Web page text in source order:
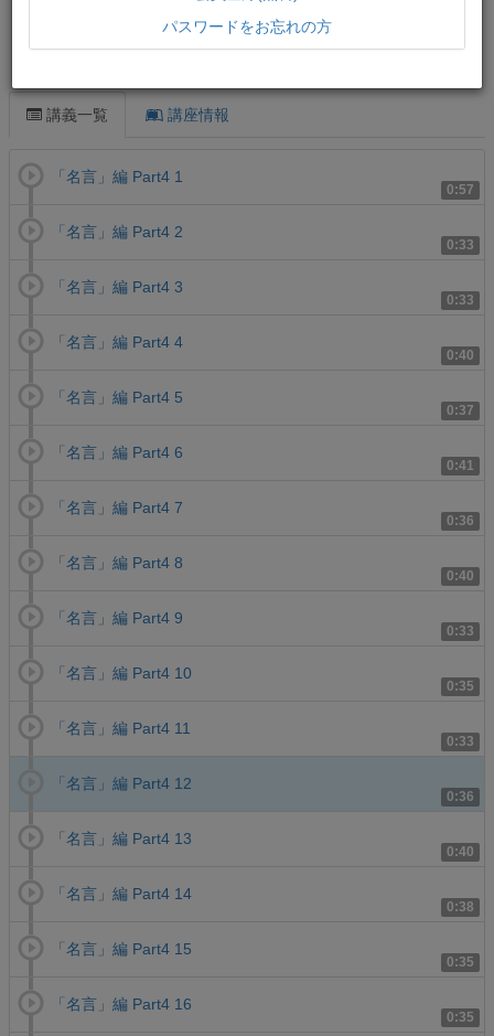
講義一覧 講座情報
0:57
「名言」編 Part4 1
0:33
「名言」編 Part4 2
0:33
「名言」編 Part4 3
0:40
「名言」編 Part4 4
0:37
「名言」編 Part4 5
0:41
「名言」編 Part4 6
0:36
「名言」編 Part4 7
0:40
「名言」編 Part4 8
0:33
「名言」編 Part4 9
0:35
「名言」編 Part4 10
0:33
「名言」編 Part4 11
0:36
「名言」編 Part4 12
0:40
「名言」編 Part4 13
0:38
「名言」編 Part4 14
0:35
「名言」編 Part4 15
0:35
「名言」編 Part4 16
パスワードをお忘れの方